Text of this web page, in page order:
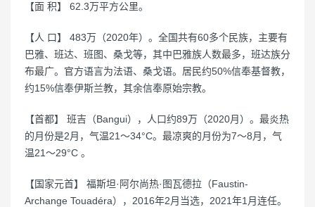
【面 积】 62.3万平方公里。
【人 口】 483万（2020年）。全国共有60多个民族，主要有
巴雅、班达、班图、桑戈等，其中巴雅族人数最多，班达族分
布最广。官方语言为法语、桑戈语。居民约50%信奉基督教，
约15%信奉伊斯兰教，其余信奉原始宗教。
【首都】 班吉（Bangui），人口约89万（2020月）。最炎热
的月份是2月，气温21～34°C。最凉爽的月份为7～8月，气
温21～29°C 。
【国家元首】 福斯坦·阿尔尚热·图瓦德拉（Faustin-
Archange Touadéra），2016年2月当选，2021年1月连任。